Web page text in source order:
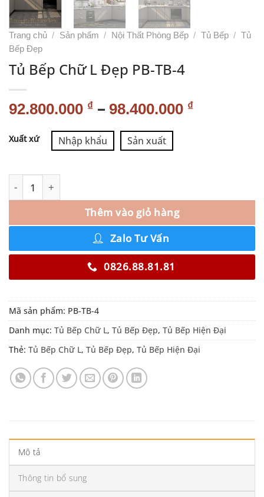
Trang chủ / Sản phẩm / Nội Thất Phòng Bếp / Tủ Bếp / Tủ
Bếp Đẹp
Tủ Bếp Chữ L Đẹp PB-TB-4
92.800.000 ₫ – 98.400.000 ₫
Xuất xứ Nhập khẩu Sản xuất
Thêm vào giỏ hàng
Alternative:
Zalo Tư Vấn
0826.88.81.81
Mã sản phẩm: PB-TB-4
Danh mục: Tủ Bếp Chữ L, Tủ Bếp Đẹp, Tủ Bếp Hiện Đại
Thẻ: Tủ Bếp Chữ L, Tủ Bếp Đẹp, Tủ Bếp Hiện Đại
Mô tả
Thông tin bổ sung